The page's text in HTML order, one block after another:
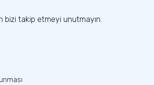
bizi takip etmeyi unutmayın.